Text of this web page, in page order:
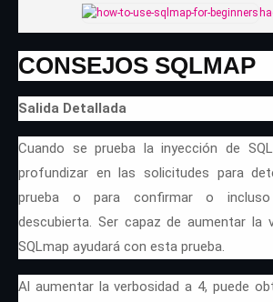
CONSEJOS SQLMAP
Salida Detallada
Cuando se prueba la inyección de
profundizar en las solicitudes para
prueba o para confirmar o
descubierta. Ser capaz de aumentar la
SQLmap ayudará con esta prueba.
Al aumentar la verbosidad a 4, puede